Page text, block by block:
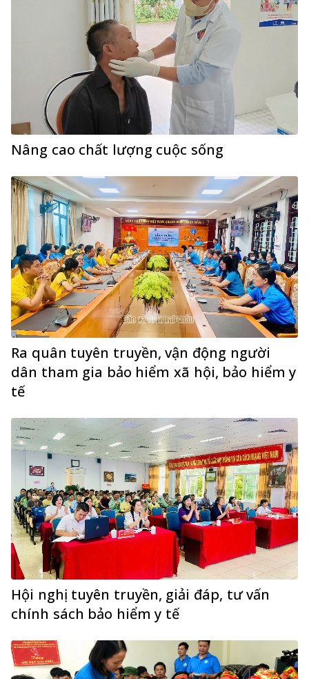
Nâng cao chất lượng cuộc sống
Ra quân tuyên truyền, vận động người
dân tham gia bảo hiểm xã hội, bảo hiểm y
tế
Hội nghị tuyên truyền, giải đáp, tư vấn
chính sách bảo hiểm y tế